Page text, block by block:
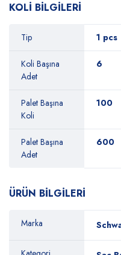
KOLİ BİLGİLERİ
Tip 1 pcs
Koli Başına
Adet
6
Palet Başına
Koli
100
Palet Başına
Adet
600
ÜRÜN BİLGİLERİ
Marka